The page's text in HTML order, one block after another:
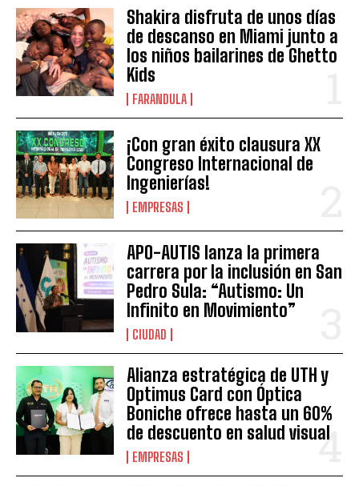
Shakira disfruta de unos días
de descanso en Miami junto a
los niños bailarines de Ghetto
Kids
FARANDULA
¡Con gran éxito clausura XX
Congreso Internacional de
Ingenierías!
EMPRESAS
APO-AUTIS lanza la primera
carrera por la inclusión en San
Pedro Sula: “Autismo: Un
Infinito en Movimiento”
CIUDAD
Alianza estratégica de UTH y
Optimus Card con Óptica
Boniche ofrece hasta un 60%
de descuento en salud visual
EMPRESAS